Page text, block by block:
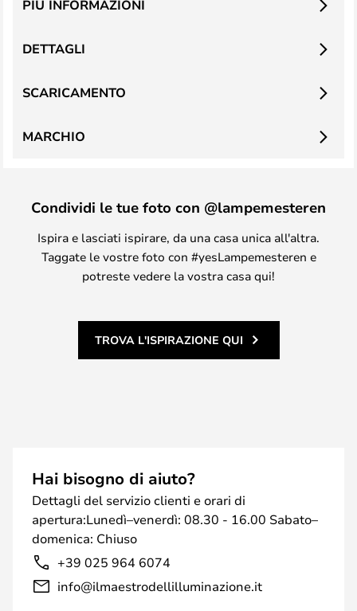
DETTAGLI
PIÙ INFORMAZIONI
SCARICAMENTO
MARCHIO
Condividi le tue foto con @lampemesteren
Ispira e lasciati ispirare, da una casa unica all'altra.
Taggate le vostre foto con #yesLampemesteren e
potreste vedere la vostra casa qui!
TROVA L'ISPIRAZIONE QUI
Hai bisogno di aiuto?
Dettagli del servizio clienti e orari di
apertura:Lunedì–venerdì: 08.30 - 16.00 Sabato–
domenica: Chiuso
+39 025 964 6074
info@ilmaestrodellilluminazione.it